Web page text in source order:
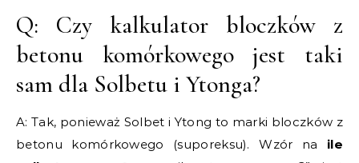
Q: Czy kalkulator bloczków z
betonu komórkowego jest taki
sam dla Solbetu i Ytonga?
A: Tak, ponieważ Solbet i Ytong to marki bloczków z
betonu komórkowego (suporeksu). Wzór na ile